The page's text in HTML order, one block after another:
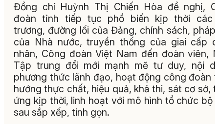
Đồng chí Huỳnh Thị Chiến Hòa đề nghị,
đoàn tỉnh tiếp tục phổ biến kịp thời các
trương, đường lối của Đảng, chính sách, pháp
của Nhà nước, truyền thống của giai cấp
nhân, Công đoàn Việt Nam đến đoàn viên,
Tập trung đổi mới mạnh mẽ tư duy, nội
phương thức lãnh đạo, hoạt động công đoàn
hướng thực chất, hiệu quả, khả thi, sát cơ sở,
ứng kịp thời, linh hoạt với mô hình tổ chức bộ
sau sắp xếp, tinh gọn.